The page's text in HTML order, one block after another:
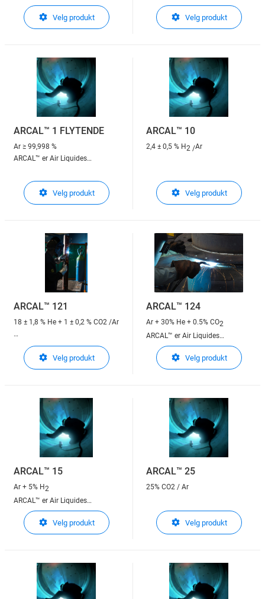
beskyttelsesgasser til
lysbuesveising
ARCAL™ Speed : Høy
Velg produkt
beskyttelsesgasser til
lysbuesveising
ARCAL™ Force : Kraftfulle
Velg produkt
ARCAL™ 1 FLYTENDE
Ar ≥ 99,998 %
ARCAL™ er Air Liquides
lysbuesveising
Velg produkt
ARCAL™ 10
2,4 ± 0,5 % H2 /Ar
ARCAL™ er Air Liquides
beskyttelsesgasser til
lysbuesveising
Velg produkt
ARCAL™ 121
18 ± 1,8 % He + 1 ± 0,2 % CO2 /Ar
ARCAL™ er Air Liquides
beskyttelsesgasser til
lysbuesveising
Velg produkt
ARCAL™ 124
Ar + 30% He + 0.5% CO2
ARCAL™ er Air Liquides
beskyttelsesgasser til
lysbuesveisingVelg produkt
ARCAL™ 15
Ar + 5% H2
ARCAL™ er Air Liquides
beskyttelsesgasser til
lysbuesveisingVelg produkt
ARCAL™ 25
25% CO2 / Ar
Velg produkt